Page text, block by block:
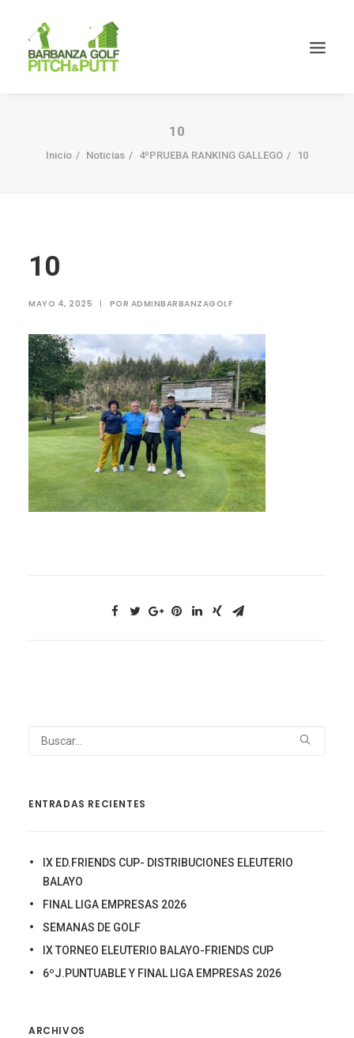
10
Inicio Noticias 4ºPRUEBA RANKING GALLEGO 10
10
MAYO 4, 2025 | POR ADMINBARBANZAGOLF
ENTRADAS RECIENTES
IX ED.FRIENDS CUP- DISTRIBUCIONES ELEUTERIO
BALAYO
FINAL LIGA EMPRESAS 2026
SEMANAS DE GOLF
IX TORNEO ELEUTERIO BALAYO-FRIENDS CUP
6ºJ.PUNTUABLE Y FINAL LIGA EMPRESAS 2026
ARCHIVOS